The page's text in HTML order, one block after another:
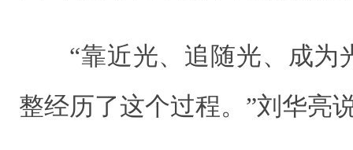
“靠近光、追随光、成为
整经历了这个过程。”刘华亮